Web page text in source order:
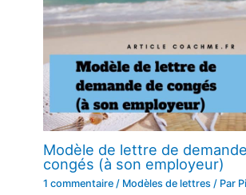
Modèle de lettre de
congés (à son employeur)
1 commentaire / Modèles de lettres / Par